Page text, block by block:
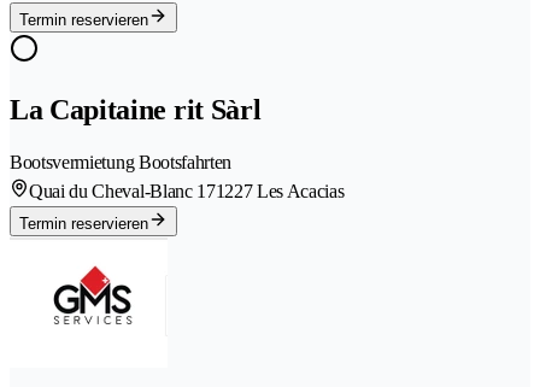
Termin reservieren
La Capitaine rit Sàrl
Bootsvermietung Bootsfahrten
Quai du Cheval-Blanc 171227 Les Acacias
Termin reservieren